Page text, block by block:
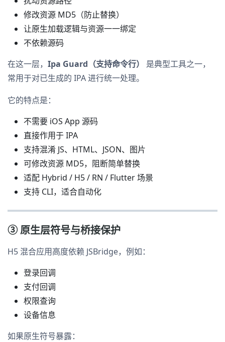
修改资源 MD5（防止替换）
让原生加载逻辑与资源一一绑定
不依赖源码
在这一层， Ipa Guard（支持命令行）
是典型工具之一，
常用于对已生成的 IPA 进行统一处理。
它的特点是：
不需要 iOS App 源码
直接作用于 IPA
支持混淆 JS、HTML、JSON、图片
可修改资源 MD5，阻断简单替换
适配 Hybrid / H5 / RN / Flutter 场景
支持 CLI，适合自动化
③ 原生层符号与桥接保护
H5 混合应用高度依赖 JSBridge，例如：
登录回调
支付回调
权限查询
设备信息
如果原生符号暴露：